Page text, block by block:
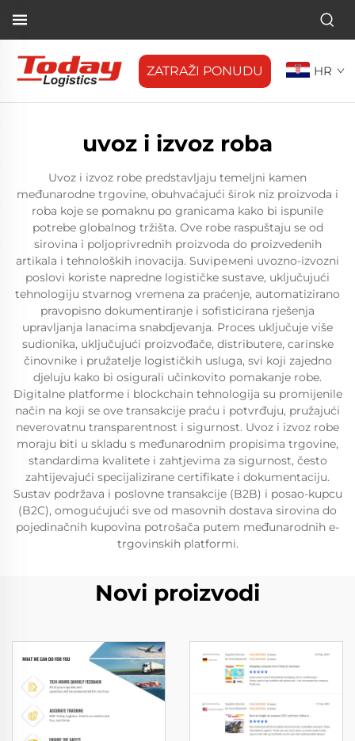
ZATRAŽI PONUDU HR
uvoz i izvoz roba
Uvoz i izvoz robe predstavljaju temeljni kamen
međunarodne trgovine, obuhvaćajući širok niz proizvoda i
roba koje se pomaknu po granicama kako bi ispunile
potrebe globalnog tržišta. Ove robe raspuštaju se od
sirovina i poljoprivrednih proizvoda do proizvedenih
artikala i tehnoloških inovacija. Suviремeni uvozno-izvozni
poslovi koriste napredne logističke sustave, uključujući
tehnologiju stvarnog vremena za praćenje, automatizirano
pravopisno dokumentiranje i sofisticirana rješenja
upravljanja lanacima snabdjevanja. Proces uključuje više
sudionika, uključujući proizvođače, distributere, carinske
činovnike i pružatelje logističkih usluga, svi koji zajedno
djeluju kako bi osigurali učinkovito pomakanje robe.
Digitalne platforme i blockchain tehnologija su promijenile
način na koji se ove transakcije praću i potvrđuju, pružajući
neverovatnu transparentnost i sigurnost. Uvoz i izvoz robe
moraju biti u skladu s međunarodnim propisima trgovine,
standardima kvalitete i zahtjevima za sigurnost, često
zahtijevajući specijalizirane certifikate i dokumentaciju.
Sustav podržava i poslovne transakcije (B2B) i posao-kupcu
(B2C), omogućujući sve od masovnih dostava sirovina do
pojedinačnih kupovina potrošača putem međunarodnih e-
trgovinskih platformi.
Novi proizvodi